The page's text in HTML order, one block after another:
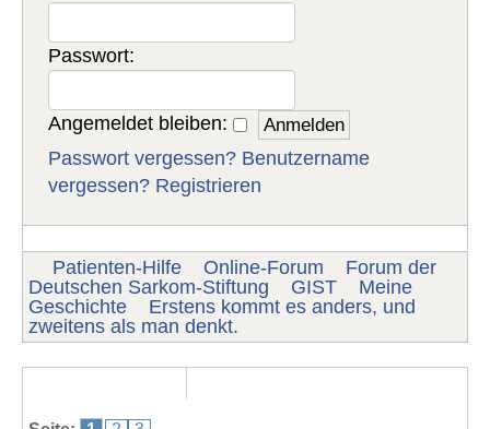
Passwort:
Angemeldet bleiben:
Passwort vergessen? Benutzername
vergessen? Registrieren
Patienten-Hilfe Online-Forum
Forum der
Deutschen Sarkom-Stiftung
GIST
Meine
Geschichte
Erstens kommt es anders, und
zweitens als man denkt.